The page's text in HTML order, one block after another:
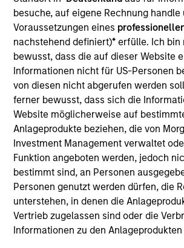
besuche, auf eigene Rechnung handle
Voraussetzungen eines
nachstehend definiert)* erfülle. Ich bin
bewusst, dass die auf dieser Website
Informationen nicht für US-Personen
von diesen nicht abgerufen werden
ferner bewusst, dass sich die
Website möglicherweise auf
Anlageprodukte beziehen, die von
Investment Management verwaltet
Funktion angeboten werden, jedoch
bestimmt sind, an Personen
Personen genutzt werden dürfen, die
unterstehen, in denen die
Vertrieb zugelassen sind oder die
Informationen zu den
Jan 1998
Transaction Type
Follow-On
Realization Date
Jan 2001
IntegraMed America (NASDAQ:INMD) is
of infertility services.
View Site
Investment Team
Morgan Stanley Expansion